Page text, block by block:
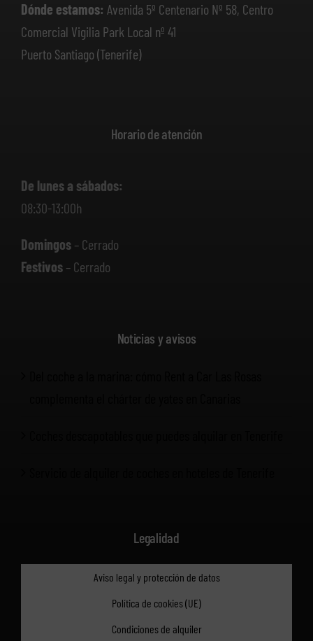
Dónde estamos: Avenida 5º Centenario Nº 58, Centro
Comercial Vigilia Park Local nº 41
Puerto Santiago (Tenerife)
Horario de atención
De lunes a sábados:
08:30-13:00h
Domingos– Cerrado
Festivos– Cerrado
Noticias y avisos
Legalidad
Aviso legal y protección de datos
Política de cookies (UE)
Condiciones de alquiler